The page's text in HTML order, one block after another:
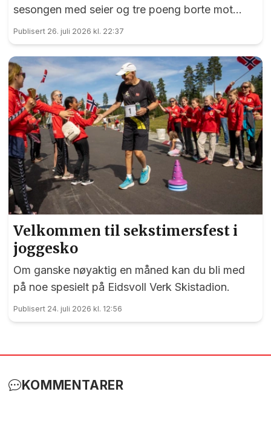
sesongen med seier og tre poeng borte mot
Trygg/Lade.
Publisert 26. juli 2026 kl. 22:37
Velkommen til sekstimersfest i
joggesko
Om ganske nøyaktig en måned kan du bli med
på noe spesielt på Eidsvoll Verk Skistadion.
Publisert 24. juli 2026 kl. 12:56
KOMMENTARER